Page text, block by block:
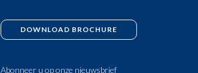
DOWNLOAD BROCHURE
Abonneer u op onze nieuwsbrief